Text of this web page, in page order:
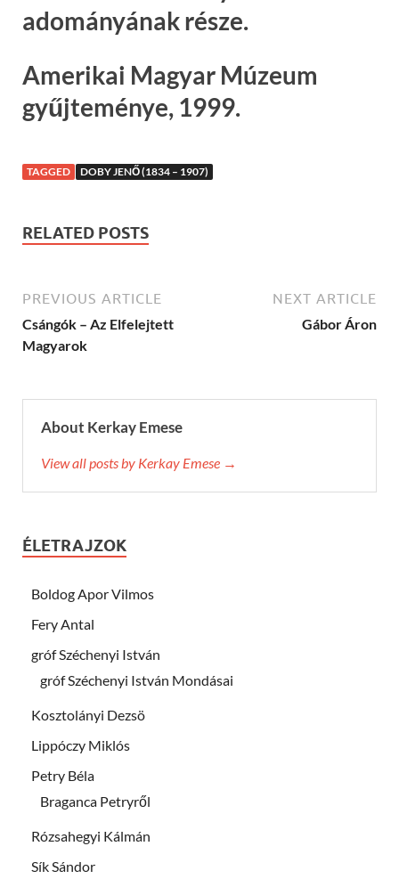
adományának része.
Amerikai Magyar Múzeum
gyűjteménye, 1999.
TAGGED DOBY JENŐ (1834 – 1907)
RELATED POSTS
PREVIOUS ARTICLE
Csángók – Az Elfelejtett
Magyarok
NEXT ARTICLE
Gábor Áron
About Kerkay Emese
View all posts by Kerkay Emese →
ÉLETRAJZOK
Boldog Apor Vilmos
Fery Antal
gróf Széchenyi István
gróf Széchenyi István Mondásai
Kosztolányi Dezsö
Lippóczy Miklós
Petry Béla
Braganca Petryről
Rózsahegyi Kálmán
Sík Sándor